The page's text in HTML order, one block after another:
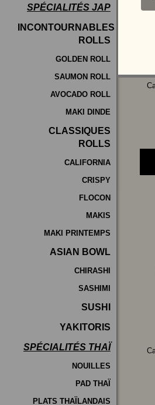
Programme
De
Fidélité
Vos
Avis
de
SPÉCIALITÉS JAP
INCONTOURNABLES
ROLLS
GOLDEN ROLL
SAUMON ROLL
AVOCADO ROLL
MAKI DINDE
CLASSIQUES
ROLLS
CALIFORNIA
CRISPY
FLOCON
MAKIS
MAKI PRINTEMPS
ASIAN BOWL
CHIRASHI
SASHIMI
SUSHI
YAKITORIS
SPÉCIALITÉS THAÏ
NOUILLES
PAD THAÏ
PLATS THAÏLANDAIS